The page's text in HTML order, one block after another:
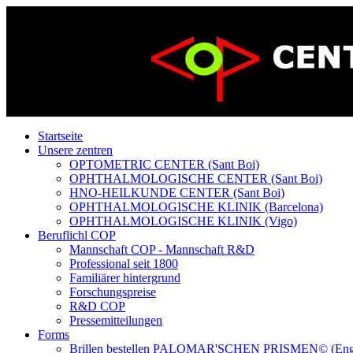
Startseite
Unsere zentren
OPTOMETRIC CENTER (Sant Boi)
OPHTHALMOLOGISCHE CENTER (Sant Boi)
HNO-HEILKUNDE CENTER (Sant Boi)
OPHTHALMOLOGISCHE KLINIK (Barcelona)
OPHTHALMOLOGISCHE KLINIK (Vigo)
Beruflichl COP
Mannschaft COP - Mannschaft R&D
Professional seit 1800
Familiärer hintergrund
Forschungspreise
R&D COP
Pressemitteilungen
Forms
Brillen bestellen PALOMAR'SCHEN PRISMEN©